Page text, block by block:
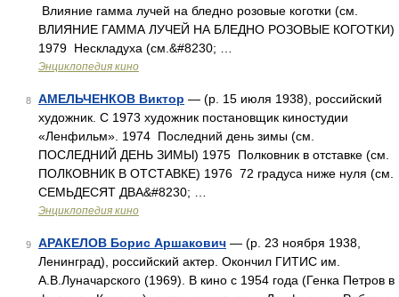
Влияние гамма лучей на бледно розовые коготки (см.
ВЛИЯНИЕ ГАММА ЛУЧЕЙ НА БЛЕДНО РОЗОВЫЕ КОГОТКИ)
1979 Нескладуха (см.&#8230; …
Энциклопедия кино
8 АМЕЛЬЧЕНКОВ Виктор — (р. 15 июля 1938), российский
художник. С 1973 художник постановщик киностудии
«Ленфильм». 1974 Последний день зимы (см.
ПОСЛЕДНИЙ ДЕНЬ ЗИМЫ) 1975 Полковник в отставке (см.
ПОЛКОВНИК В ОТСТАВКЕ) 1976 72 градуса ниже нуля (см.
СЕМЬДЕСЯТ ДВА&#8230; …
Энциклопедия кино
9 АРАКЕЛОВ Борис Аршакович — (р. 23 ноября 1938,
Ленинград), российский актер. Окончил ГИТИС им.
А.В.Луначарского (1969). В кино с 1954 года (Генка Петров в